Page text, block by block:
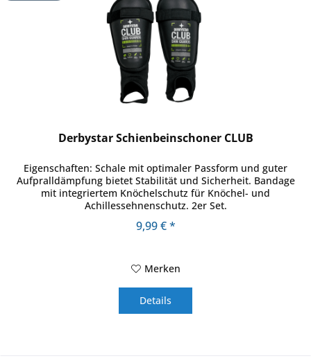
Derbystar Schienbeinschoner CLUB
Eigenschaften: Schale mit optimaler Passform und guter
Aufpralldämpfung bietet Stabilität und Sicherheit. Bandage
mit integriertem Knöchelschutz für Knöchel- und
Achillessehnenschutz. 2er Set.
9,99 € *
Merken
Details